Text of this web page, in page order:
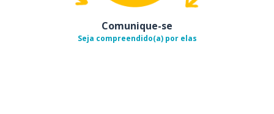
Comunique-se
Seja compreendido(a) por elas